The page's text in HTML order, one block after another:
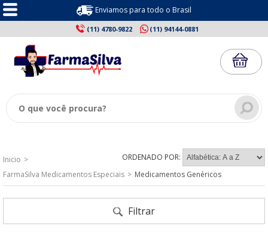
Enviamos para todo o Brasil
(11) 4780-9822 (11) 94144-0881
ORDENADO POR:
Inicio
FarmaSilva Medicamentos Especiais
Medicamentos Genéricos
Filtrar